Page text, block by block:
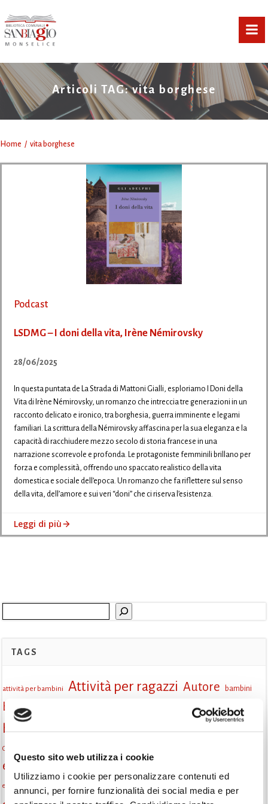
Questo sito web utilizza i cookie
Utilizziamo i cookie per personalizzare contenuti ed
annunci, per fornire funzionalità dei social media e per
Articoli TAG: vita borghese
Home vita borghese
Podcast
LSDMG – I doni della vita, Irène Némirovsky
28/06/2025
In questa puntata de La Strada di Mattoni Gialli, esploriamo I Doni della
Vita di Irène Némirovsky, un romanzo che intreccia tre generazioni in un
racconto delicato e ironico, tra borghesia, guerra imminente e legami
familiari. La scrittura della Némirovsky affascina per la sua eleganza e la
capacità di racchiudere mezzo secolo di storia francese in una
narrazione scorrevole e profonda. Le protagoniste femminili brillano per
forza e complessità, offrendo uno spaccato realistico della vita
domestica e sociale dell’epoca. Un romanzo che fa riflettere sul senso
della vita, dell’amore e sui veri “doni” che ci riserva l’esistenza.
Leggi di più
TAGS
attività per bambini Attività per ragazzi Autore bambini
biblioteca
biblioteca Monselice Biblioteca San Biagio
Centro per il libro e la lettura
eventi culturali
eventi Monselice famiglie Fiaccole della lettura